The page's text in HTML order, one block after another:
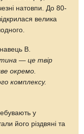
натовпи. До 80-
велика
В.
— це твір
окремо.
комплексу.
у
його різдвяні та